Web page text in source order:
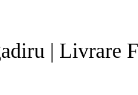
| Livrare